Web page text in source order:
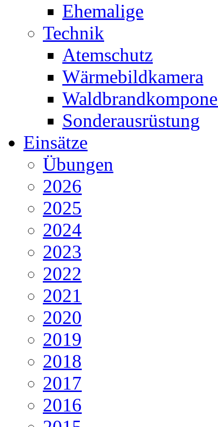
Ehemalige
Technik
Atemschutz
Wärmebildkamera
Sonderausrüstung
Einsätze
Übungen
2026
2025
2024
2023
2022
2021
2020
2019
2018
2017
2016